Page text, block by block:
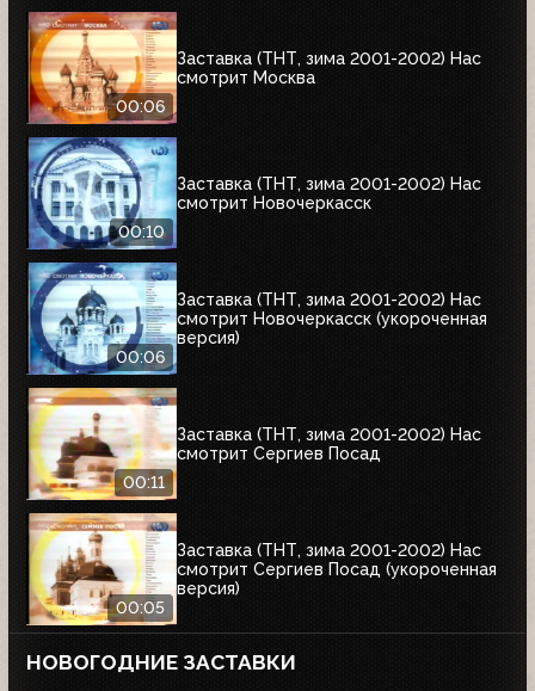
00:06
Заставка (ТНТ, зима 2001-2002) Нас
смотрит Москва
00:10
Заставка (ТНТ, зима 2001-2002) Нас
смотрит Новочеркасск
00:06
Заставка (ТНТ, зима 2001-2002) Нас
смотрит Новочеркасск (укороченная
версия)
00:11
Заставка (ТНТ, зима 2001-2002) Нас
смотрит Сергиев Посад
00:05
Заставка (ТНТ, зима 2001-2002) Нас
смотрит Сергиев Посад (укороченная
версия)
НОВОГОДНИЕ ЗАСТАВКИ